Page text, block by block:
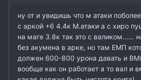
ну от и увидишь что м атаки
с аркой +6 4.4к М.атаки а с хиро
на маге 3.8к так это с валиком......
без акумена в арке, но там ЕМП
должен 600-800 урона давать и
вообще как он работает а то вал и